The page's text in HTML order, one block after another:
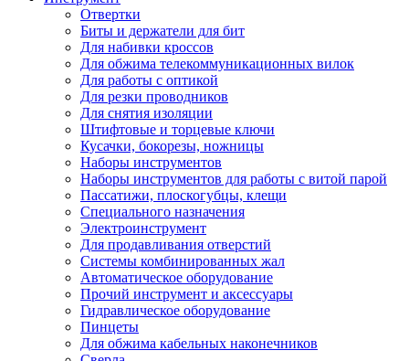
Отвертки
Биты и держатели для бит
Для набивки кроссов
Для обжима телекоммуникационных вилок
Для работы с оптикой
Для резки проводников
Для снятия изоляции
Штифтовые и торцевые ключи
Кусачки, бокорезы, ножницы
Наборы инструментов
Наборы инструментов для работы с витой парой
Пассатижи, плоскогубцы, клещи
Специального назначения
Электроинструмент
Для продавливания отверстий
Системы комбинированных жал
Автоматическое оборудование
Прочий инструмент и аксессуары
Гидравлическое оборудование
Пинцеты
Для обжима кабельных наконечников